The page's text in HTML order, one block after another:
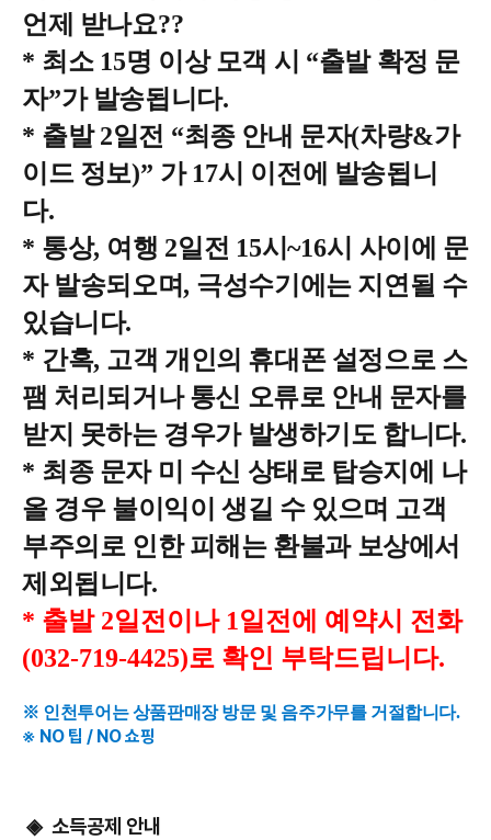
언제 받나요??
* 최소 15명 이상 모객 시 “출발 확정 문
자”가 발송됩니다.
* 출발2일전 “최종 안내 문자(차량&가
이드 정보)” 가 17시 이전에 발송됩니
다.
* 통상, 여행 2일전 15시~16시 사이에 문
자 발송되오며, 극성수기에는 지연될 수
있습니다.
* 간혹, 고객 개인의 휴대폰 설정으로 스
팸 처리되거나 통신 오류로 안내 문자를
받지 못하는 경우가 발생하기도 합니다.
* 최종 문자 미 수신 상태로 탑승지에 나
올 경우 불이익이 생길 수 있으며 고객
부주의로 인한 피해는 환불과 보상에서
제외됩니다.
* 출발 2일전이나 1일전에 예약시 전화
(032-719-4425)로 확인 부탁드립니다.
※ 인천투어는 상품판매장 방문 및 음주가무를 거절합니다.
※ NO 팁 / NO 쇼핑
◈소득공제 안내